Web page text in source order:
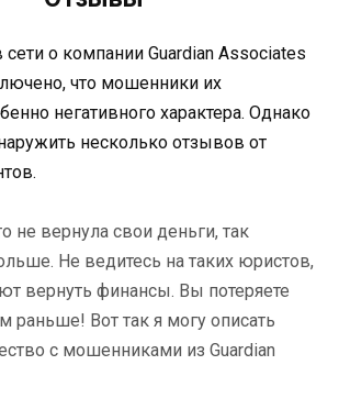
о компании Guardian Associates
что мошенники их
негативного характера. Однако
несколько отзывов от
не вернула свои деньги, так
Не ведитесь на таких юристов,
вернуть финансы. Вы потеряете
раньше! Вот так я могу описать
с мошенниками из Guardian